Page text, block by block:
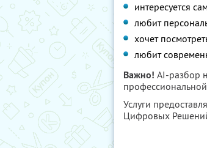
интересуется
любит
хочет
любит
Важно! AI-разбор
Услуги
Цифровых